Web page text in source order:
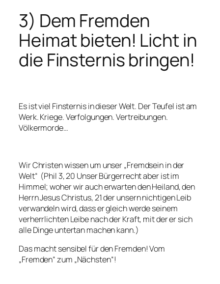
3) Dem Fremden
Heimat bieten! Licht in
die Finsternis bringen!
Es ist viel Finsternis in dieser Welt. Der Teufel ist am
Werk. Kriege. Verfolgungen. Vertreibungen.
Völkermorde…
Wir Christen wissen um unser „Fremdsein in der
Welt“ (Phil 3, 20 Unser Bürgerrecht aber ist im
Himmel; woher wir auch erwarten den Heiland, den
Herrn Jesus Christus, 21 der unsern nichtigen Leib
verwandeln wird, dass er gleich werde seinem
verherrlichten Leibe nach der Kraft, mit der er sich
alle Dinge untertan machen kann.)
Das macht sensibel für den Fremden! Vom
„Fremden“ zum „Nächsten“!